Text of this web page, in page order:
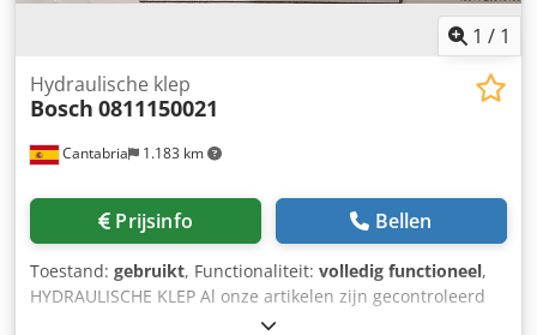
sluiting van de locatie.
1 / 1
Cantabria 1.183 km
Hydraulische klep
Bosch 0811150021
Prijsinfo Bellen
Toestand: gebruikt, Functionaliteit: volledig functioneel,
HYDRAULISCHE KLEP Al onze artikelen zijn gecontroleerd
door de technische afdeling. Dwodexzf Uaepfx Ag Rea